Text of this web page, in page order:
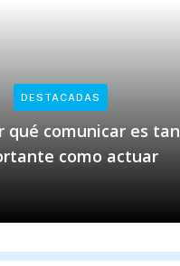
DESTACADAS
qué comunicar es tan
como actuar